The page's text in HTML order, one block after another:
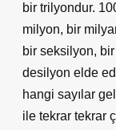
bir trilyondur.
milyon, bir
bir seksilyon,
desilyon elde
hangi sayılar
ile tekrar tekrar